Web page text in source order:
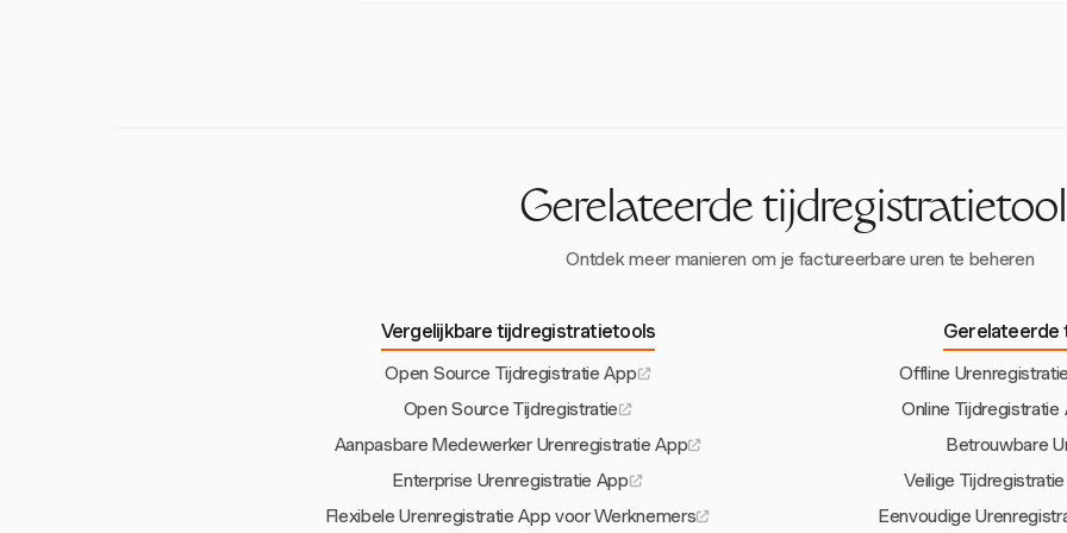
Gerelateerde
Ontdek meer manieren om je factureerbare uren te beheren
Vergelijkbare tijdregistratietools
Open Source Tijdregistratie App
Open Source Tijdregistratie
Aanpasbare Medewerker Urenregistratie App
Enterprise Urenregistratie App
Flexibele Urenregistratie App voor Werknemers
Offline
Online
Betrouwbare
Veilige
Eenvoudige